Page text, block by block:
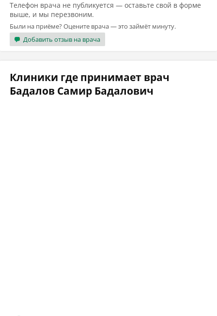
Телефон врача не публикуется — оставьте свой в форме
выше, и мы перезвоним.
Были на приёме? Оцените врача — это займёт минуту.
Добавить отзыв на врача
Клиники где принимает врач
Бадалов Самир Бадалович